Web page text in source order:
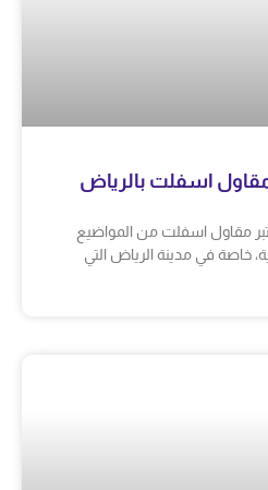
اسفلت بالرياض
مقاول اسفلت من المواضيع
خاصة في مدينة الرياض التي